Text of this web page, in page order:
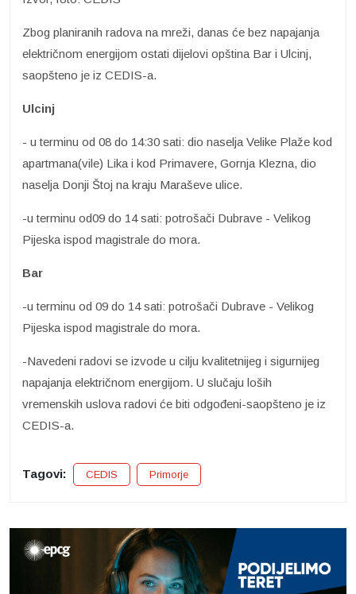
Zbog planiranih radova na mreži, danas će bez napajanja
električnom energijom ostati dijelovi opština Bar i Ulcinj,
saopšteno je iz CEDIS-a.
Ulcinj
- u terminu od 08 do 14:30 sati: dio naselja Velike Plaže kod
apartmana(vile) Lika i kod Primavere, Gornja Klezna, dio
naselja Donji Štoj na kraju Maraševe ulice.
-u terminu od09 do 14 sati: potrošači Dubrave - Velikog
Pijeska ispod magistrale do mora.
Bar
-u terminu od 09 do 14 sati: potrošači Dubrave - Velikog
Pijeska ispod magistrale do mora.
-Navedeni radovi se izvode u cilju kvalitetnijeg i sigurnijeg
napajanja električnom energijom. U slučaju loših
vremenskih uslova radovi će biti odgođeni-saopšteno je iz
CEDIS-a.
Tagovi: CEDIS Primorje